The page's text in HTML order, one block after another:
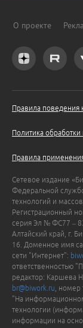
О проекте
Правила поведения
Политика
Правила
Сетевое издание
Федеральной
технологий и
Регистрационный
серия Эл № ФС77 –
Алтайский край, г.
16. Доменное имя
сети "Интернет":
ответственностью
редактор: Каршева
br@biwork.ru ,
"На
технологии
информации на